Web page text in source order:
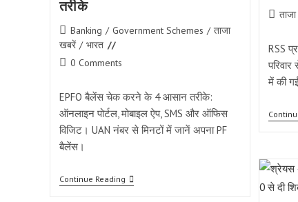
तरीके
Post
category:
Banking / Government Schemes / ताजा
खबरें / भारत
Post0 Comments
EPFO बैलेंस चेक करने के 4 आसान तरीके:
ऑनलाइन पोर्टल, मोबाइल ऐप, SMS और ऑफिस
विजिट। UAN नंबर से मिनटों में जानें अपना PF
बैलेंस।
Continue ReadingEPFO
बैलेंस
Post
RSS
में की